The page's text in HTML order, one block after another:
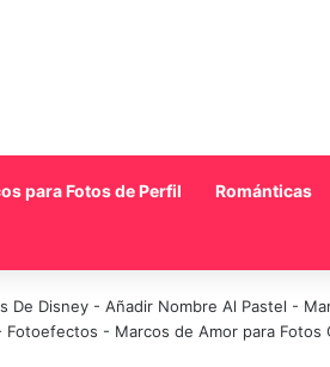
para Fotos de Perfil Románticas
De Disney - Añadir Nombre Al Pastel -
Fotoefectos - Marcos de Amor para Fotos